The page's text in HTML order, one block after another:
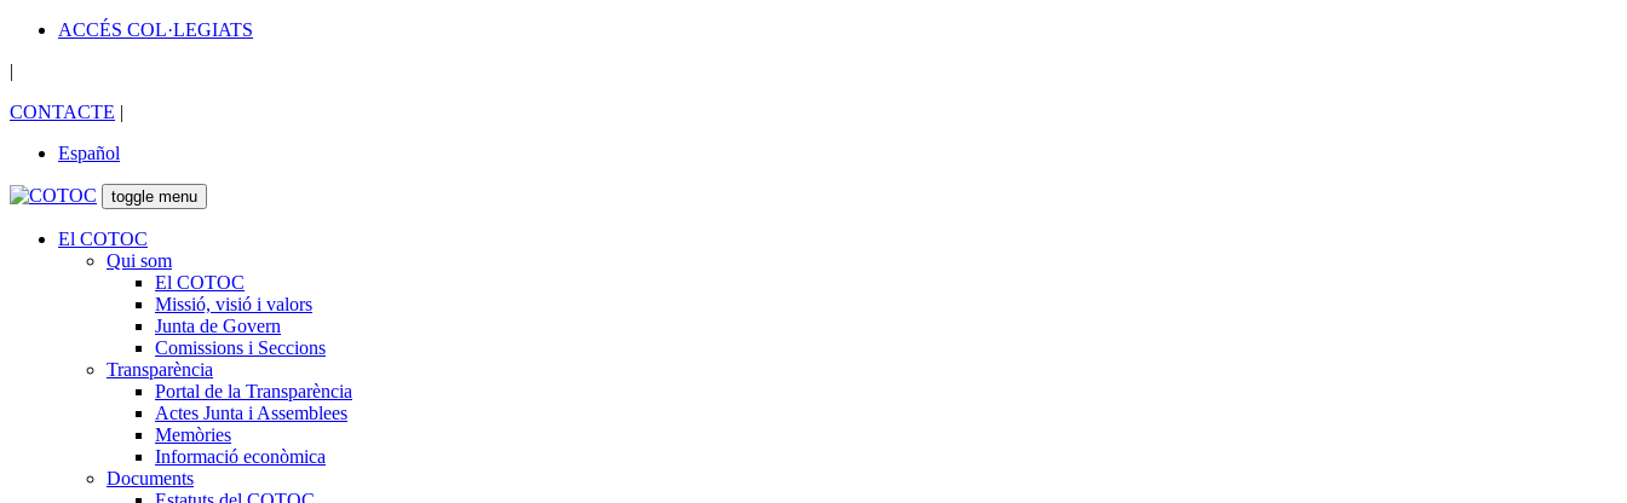
ACCÉS COL·LEGIATS
|
CONTACTE |
Español
toggle menu
El COTOC
Qui som
El COTOC
Missió, visió i valors
Junta de Govern
Comissions i Seccions
Transparència
Portal de la Transparència
Actes Junta i Assemblees
Memòries
Informació econòmica
Documents